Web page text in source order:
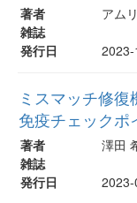
著者
アム
雑誌
発行日
ミスマッチ修
免疫チェックポ
著者
澤田
雑誌
発行日